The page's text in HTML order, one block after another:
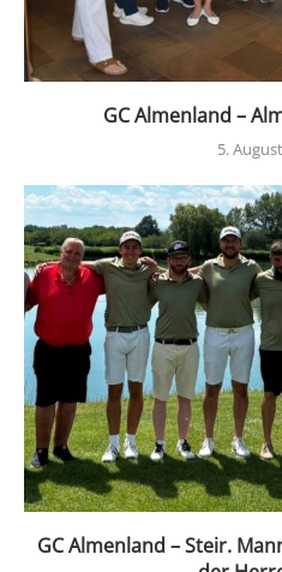
GC Almenland –
5.
GC Almenland – Steir.